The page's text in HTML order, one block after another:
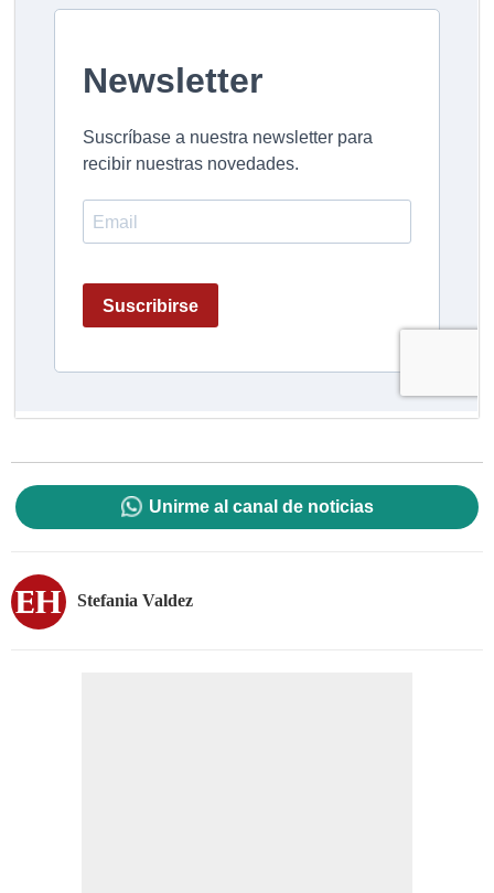
Unirme al canal de noticias
Stefania Valdez